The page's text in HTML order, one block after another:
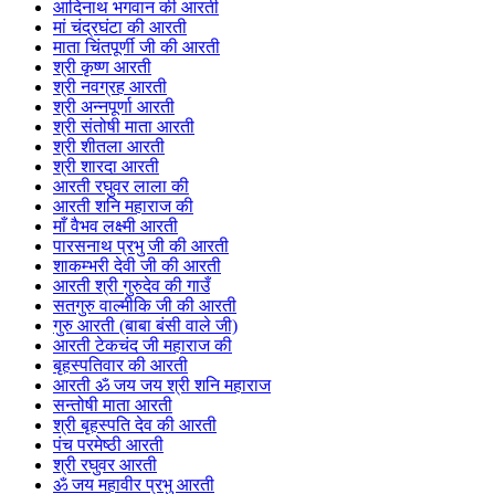
आदिनाथ भगवान की आरती
मां चंद्रघंटा की आरती
माता चिंतपूर्णी जी की आरती
श्री कृष्ण आरती
श्री नवग्रह आरती
श्री अन्नपूर्णा आरती
श्री संतोषी माता आरती
श्री शीतला आरती
श्री शारदा आरती
आरती रघुवर लाला की
आरती शनि महाराज की
माँ वैभव लक्ष्मी आरती
पारसनाथ प्रभु जी की आरती
शाकम्भरी देवी जी की आरती
आरती श्री गुरुदेव की गाउँ
सतगुरु वाल्मीकि जी की आरती
गुरु आरती (बाबा बंसी वाले जी)
आरती टेकचंद जी महाराज की
बृहस्पतिवार की आरती
आरती ॐ जय जय श्री शनि महाराज
सन्तोषी माता आरती
श्री बृहस्पति देव की आरती
पंच परमेष्ठी आरती
श्री रघुवर आरती
ॐ जय महावीर प्रभु आरती